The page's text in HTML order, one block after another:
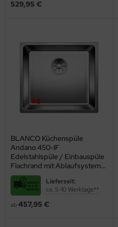
529,95 €
BLANCO Küchenspüle
Andano 450-IF
Edelstahlspüle / Einbauspüle
Flachrand mit Ablaufsystem
InFino und Handbetätigung
Lieferzeit:
ca. 5-10 Werktage**
ab 457,95 €